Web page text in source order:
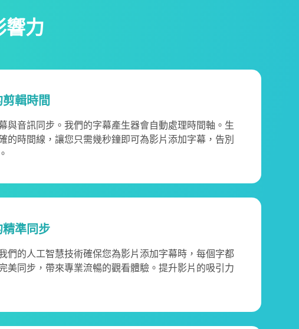
響力
輯時間
與音訊同步。我們的字幕產生器會自動處理時間軸。生
的時間線，讓您只需幾秒鐘即可為影片添加字幕，告別
準同步
們的人工智慧技術確保您為影片添加字幕時，每個字都
美同步，帶來專業流暢的觀看體驗。提升影片的吸引力